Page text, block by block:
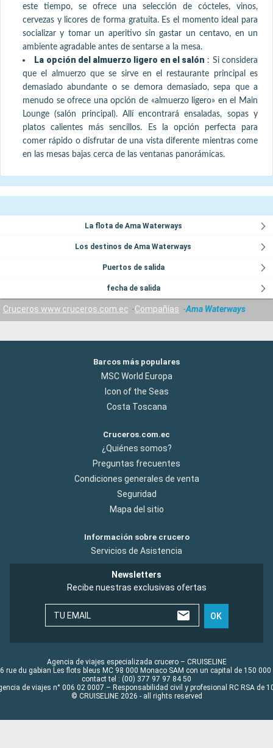
este tiempo, se ofrece una selección de cócteles, vinos,
cervezas y licores de forma gratuita. Es el momento ideal para
socializar y tomar un aperitivo sin gastar un centavo, en un
ambiente agradable antes de sentarse a la mesa.
La opción del almuerzo ligero en el salón : Si considera
que el almuerzo que se sirve en el restaurante principal es
demasiado abundante o se demora demasiado, sepa que a
menudo se ofrece una opción de «almuerzo ligero» en el Main
Lounge (salón principal). Allí encontrará ensaladas, sopas y
platos calientes más sencillos. Es la opción perfecta para
comer rápido o disfrutar de una vista diferente mientras come
en las mesas bajas cerca de las ventanas panorámicas.
La flota de Ama Waterways
Los destinos de Ama Waterways
Puertos de salida
fecha de salida
Cruceros www.cruceros.com.ec Compañías Ama Waterways
Barcos más populares
MSC World Europa
Icon of the Seas
Costa Toscana
Cruceros.com.ec
¿Quiénes somos?
Preguntas frecuentes
Condiciones generales de venta
Seguridad
Mapa del sitio
Información sobre crucero
Servicios de Asistencia
Newsletters
Recibe nuestras exclusivas ofertas
TU EMAIL OK
Agencia de viajes especializada crucero – CRUISELINE
rue du gabian Les flots bleus MC 98 000 Monaco SAM con un capital de 150 000
contact tel : (00) 377 97 97 84 50
de viajes n° 006 02 0007 – Responsabilidad civil y profesional RC RSA de
© CRUISELINE 2026 - all rights reserved